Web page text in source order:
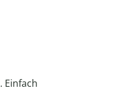
. Einfach